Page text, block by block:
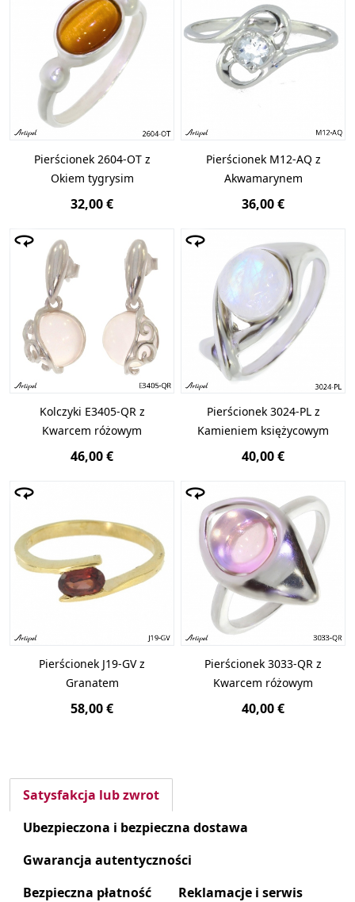
Pierścionek 2604-OT z
Okiem tygrysim
32,00 €
Pierścionek M12-AQ z
Akwamarynem
36,00 €
Kolczyki E3405-QR z
Kwarcem różowym
46,00 €
Pierścionek 3024-PL z
Kamieniem księżycowym
40,00 €
Pierścionek J19-GV z
Granatem
58,00 €
Pierścionek 3033-QR z
Kwarcem różowym
40,00 €
Satysfakcja lub zwrot
Ubezpieczona i bezpieczna dostawa
Gwarancja autentyczności
Bezpieczna płatność
Reklamacje i serwis